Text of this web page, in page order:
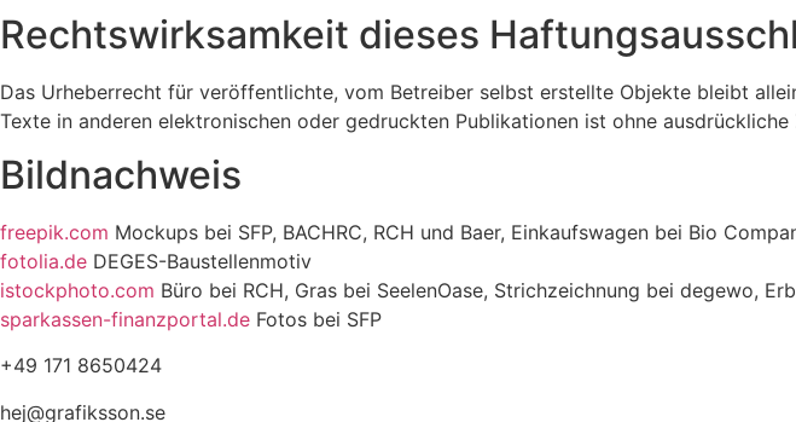
Rechtswirksamkeit dieses
Das Urheberrecht für veröffentlichte, vom Betreiber selbst erstellte Objekte bleibt
Texte in anderen elektronischen oder gedruckten Publikationen ist ohne
Bildnachweis
freepik.com Mockups bei SFP, BACHRC, RCH und Baer, Einkaufswagen bei Bio
fotolia.de DEGES-Baustellenmotiv
istockphoto.com Büro bei RCH, Gras bei SeelenOase, Strichzeichnung bei degewo,
sparkassen-finanzportal.de Fotos bei SFP
+49 171 8650424
hej@grafiksson.se